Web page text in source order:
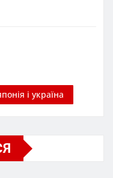
і україна